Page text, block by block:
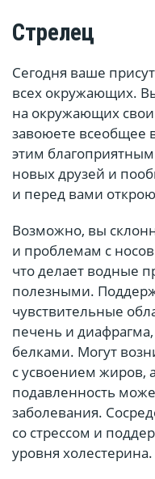
Стрелец
Сегодня ваше
всех окружающих.
на окружающих
завоюете всеобщее
этим
новых друзей и
и перед вами
Возможно, вы
и проблемам с
что делает водные
полезными.
чувствительные
печень и
белками. Могут
с усвоением жиров,
подавленность
заболевания.
со стрессом и
уровня холестерина.